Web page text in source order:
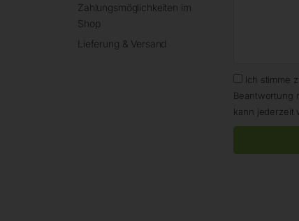
Zahlungsmöglichkeiten im
Shop
Lieferung & Versand
Ich stimme
Beantwortung
kann jederzeit